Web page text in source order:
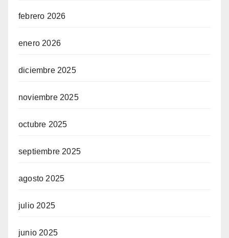
febrero 2026
enero 2026
diciembre 2025
noviembre 2025
octubre 2025
septiembre 2025
agosto 2025
julio 2025
junio 2025